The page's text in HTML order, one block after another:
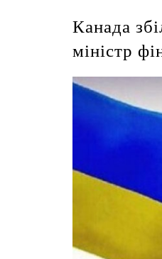
Канада
міністр